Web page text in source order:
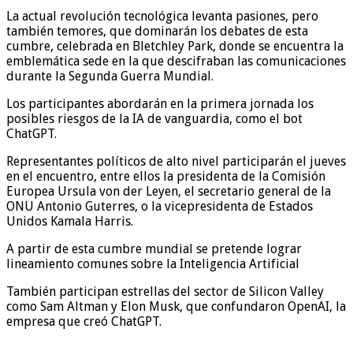
La actual revolución tecnológica levanta pasiones, pero
también temores, que dominarán los debates de esta
cumbre, celebrada en Bletchley Park, donde se encuentra la
emblemática sede en la que descifraban las comunicaciones
durante la Segunda Guerra Mundial.
Los participantes abordarán en la primera jornada los
posibles riesgos de la IA de vanguardia, como el bot
ChatGPT.
Representantes políticos de alto nivel participarán el jueves
en el encuentro, entre ellos la presidenta de la Comisión
Europea Ursula von der Leyen, el secretario general de la
ONU Antonio Guterres, o la vicepresidenta de Estados
Unidos Kamala Harris.
A partir de esta cumbre mundial se pretende lograr
lineamiento comunes sobre la Inteligencia Artificial
También participan estrellas del sector de Silicon Valley
como Sam Altman y Elon Musk, que confundaron OpenAI, la
empresa que creó ChatGPT.